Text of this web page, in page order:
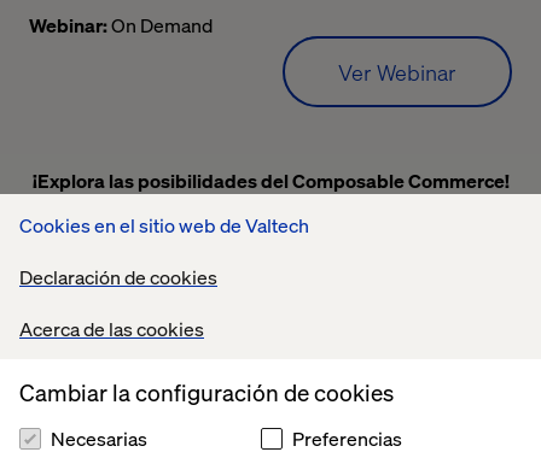
Cookies en el sitio web de Valtech
Declaración de cookies
Acerca de las cookies
Cambiar la configuración de cookies
Necesarias Preferencias
Webinar:On Demand
Ver Webinar
¡Explora las posibilidades delComposable Commerce!
Explora nuestro webinar on demand sobre Composable
Aguirre Montes, Ecommerce Solution
efectivas y sabráscómo puede ayudar a tu negocio a ser
Descubrecómo implementar esta estrategia para llevar
tu eCommerce al siguiente nivel.